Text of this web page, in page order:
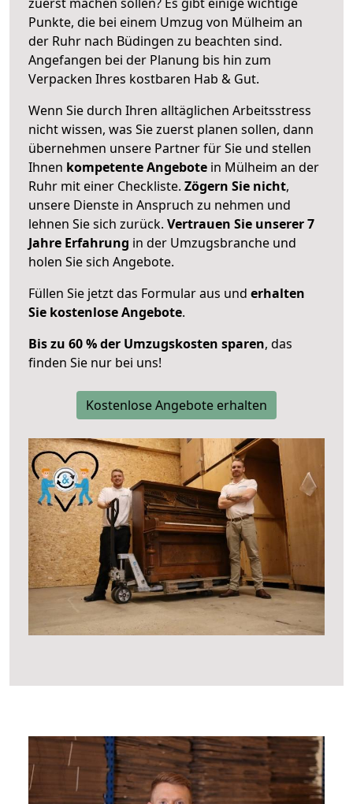
Punkte, die bei einem Umzug von Mülheim an
der Ruhr nach Büdingen zu beachten sind.
Angefangen bei der Planung bis hin zum
Verpacken Ihres kostbaren Hab & Gut.
Wenn Sie durch Ihren alltäglichen Arbeitsstress
nicht wissen, was Sie zuerst planen sollen, dann
übernehmen unsere Partner für Sie und stellen
Ihnen kompetente Angebote in Mülheim an der
Ruhr mit einer Checkliste. Zögern Sie nicht,
unsere Dienste in Anspruch zu nehmen und
lehnen Sie sich zurück. Vertrauen Sie unserer 7
Jahre Erfahrung in der Umzugsbranche und
holen Sie sich Angebote.
Füllen Sie jetzt das Formular aus und erhalten
Sie kostenlose Angebote.
Bis zu 60 % der Umzugskosten sparen, das
finden Sie nur bei uns!
Kostenlose Angebote erhalten